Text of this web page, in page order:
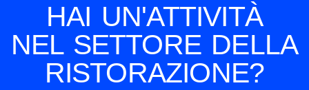
HAI UN'ATTIVITÀ
NEL SETTORE DELLA
RISTORAZIONE?